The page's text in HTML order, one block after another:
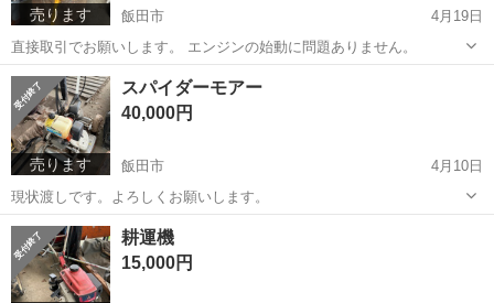
売ります 飯田市
4月19日
直接取引でお願いします。 エンジンの始動に問題ありません。
長野 飯田市 その他
売ります
スパイダーモアー
40,000円
飯田市
4月10日
現状渡しです。よろしくお願いします。
長野 飯田市 その他
耕運機
15,000円